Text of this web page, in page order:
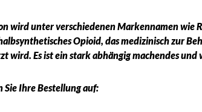
wird unter verschiedenen Markennamen wie
Opioid, das medizinisch zur
wird. Es ist ein stark abhängig machendes
Sie Ihre Bestellung auf: